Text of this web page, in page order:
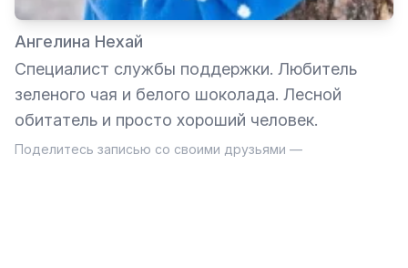
Ангелина Нехай
Специалист службы поддержки. Любитель
зеленого чая и белого шоколада. Лесной
обитатель и просто хороший человек.
Поделитесь записью со своими друзьями —